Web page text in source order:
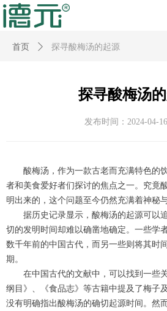
首页 ꄲ 探寻酸梅汤的起源
探寻酸梅汤
酸梅汤，作为一款古老而充满特色的
者和美食爱好者们探讨的焦点之一。究竟
明出来的，这个问题至今仍然充满着神秘与
据历史记录显示，酸梅汤的起源可以
切的发明时间却难以确凿地确定。一些学
数千年前的中国古代，而另一些则将其时
期。
在中国古代的文献中，可以找到一些
纲目》、《食品志》等古籍中提及了梅子
没有明确指出酸梅汤的确切起源时间。然
发布时间： 2024-04-16